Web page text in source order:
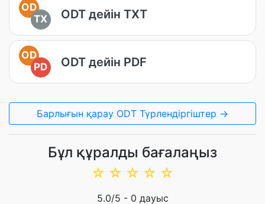
OD
TX
ODT дейін TXT
OD
PD
ODT дейін PDF
Барлығын қарау ODT Түрлендіргіштер →
Бұл құралды бағалаңыз
☆
☆
☆
☆
☆
5.0/5 - 0 дауыс